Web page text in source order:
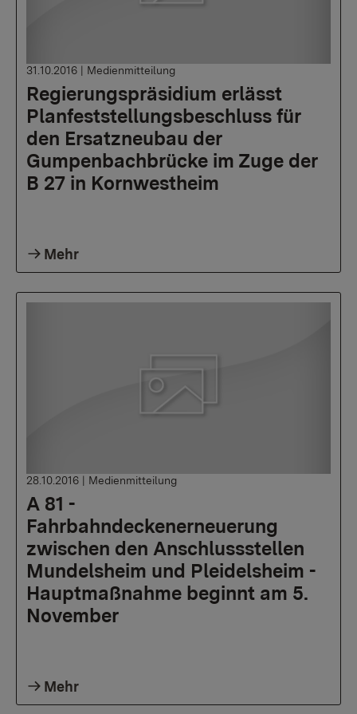
Regierungspräsidium erlässt
Planfeststellungsbeschluss für
den Ersatzneubau der
Gumpenbachbrücke im Zuge der
B 27 in Kornwestheim
31.10.2016 | Medienmitteilung
Mehr
A 81 -
Fahrbahndeckenerneuerung
zwischen den Anschlussstellen
Mundelsheim und Pleidelsheim -
Hauptmaßnahme beginnt am 5.
November
28.10.2016 | Medienmitteilung
Mehr